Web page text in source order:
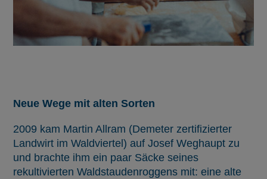
Neue Wege mit alten Sorten
2009 kam Martin Allram (Demeter zertifizierter
Landwirt im Waldviertel) auf Josef Weghaupt zu
und brachte ihm ein paar Säcke seines
rekultivierten Waldstaudenroggens mit: eine alte